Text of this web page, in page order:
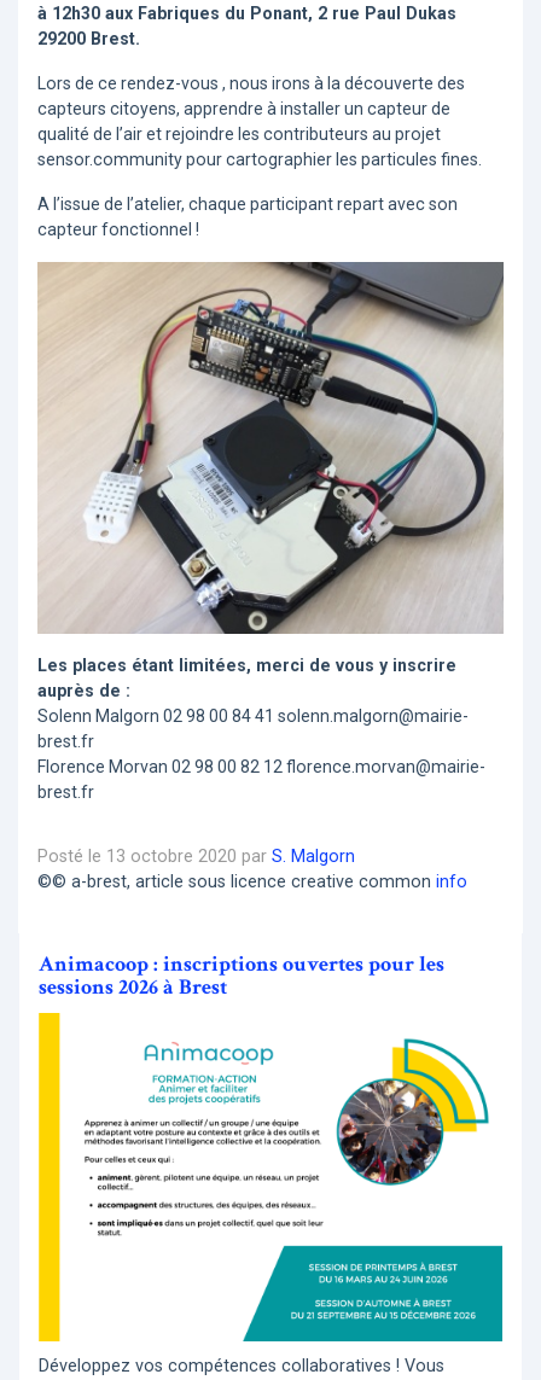
à 12h30 aux Fabriques du Ponant, 2 rue Paul Dukas
29200 Brest.
Lors de ce rendez-vous , nous irons à la découverte des
capteurs citoyens, apprendre à installer un capteur de
qualité de l’air et rejoindre les contributeurs au projet
sensor.community pour cartographier les particules fines.
A l’issue de l’atelier, chaque participant repart avec son
capteur fonctionnel !
Les places étant limitées, merci de vous y inscrire
auprès de :
Solenn Malgorn 02 98 00 84 41 solenn.malgorn@mairie-
brest.fr
Florence Morvan 02 98 00 82 12 florence.morvan@mairie-
brest.fr
Posté le 13 octobre 2020 par S. Malgorn
©© a-brest, article sous licence creative common info
Animacoop : inscriptions ouvertes pour les
sessions 2026 à Brest
Développez vos compétences collaboratives ! Vous